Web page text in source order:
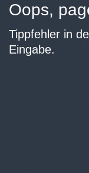
Oops,
Tippfehler in
Eingabe.